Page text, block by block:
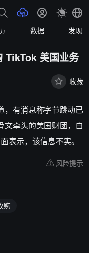
数据 发现
TikTok 美国业务
收藏
，有消息称字节跳动已
文牵头的美国财团，自
表示，该信息不实。
风险提示
购